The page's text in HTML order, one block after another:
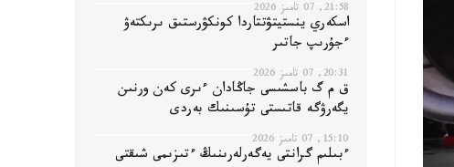
21:58, 07 تامىز 2026
اسكەري ينستيتۋتتاردا كونكۋرستىق ىرىكتەۋ
ءجۇرىپ جاتىر
20:31, 07 تامىز 2026
ق م گ باسشىسى جاڭادان ءىرى كەن ورنىن
يگەرۋگە قاتىستى تۇسىنىك بەردى
15:10, 07 تامىز 2026
ءبىلىم گرانتى يەگەرلەرىنىڭ ءتىزىمى شىقتى